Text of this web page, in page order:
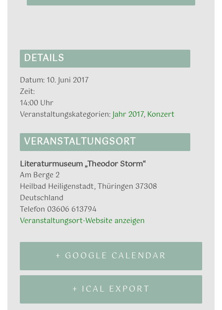
DETAILS
Datum: 10. Juni 2017
Zeit:
14:00 Uhr
Veranstaltungskategorien: Jahr 2017, Konzert
VERANSTALTUNGSORT
Literaturmuseum „Theodor Storm“
Am Berge 2
Heilbad Heiligenstadt,Thüringen 37308
Deutschland
Telefon 03606 613794
Veranstaltungsort-Website anzeigen
+ GOOGLE CALENDAR
+ ICAL EXPORT